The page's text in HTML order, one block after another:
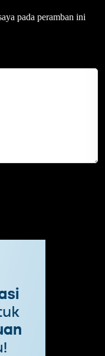
pada peramban ini